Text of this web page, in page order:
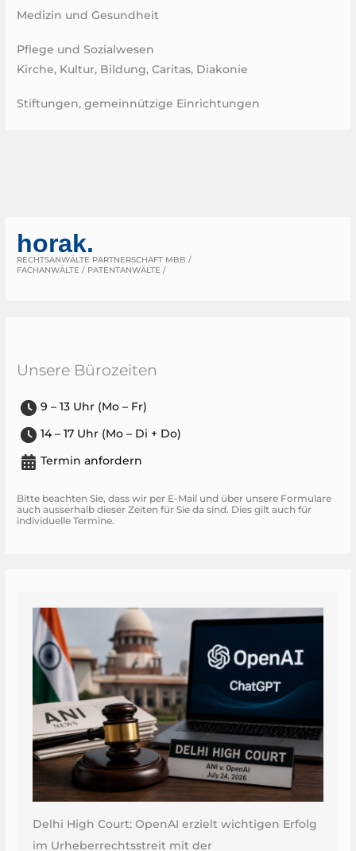
Medizin und Gesundheit
Pflege und Sozialwesen
Kirche, Kultur, Bildung, Caritas, Diakonie
Stiftungen, gemeinnützige Einrichtungen
horak.
RECHTSANWÄLTE PARTNERSCHAFT MBB /
FACHANWÄLTE / PATENTANWÄLTE /
Unsere Bürozeiten
9 – 13 Uhr (Mo – Fr)
14 – 17 Uhr (Mo – Di + Do)
Termin anfordern
Bitte beachten Sie, dass wir per E-Mail und über unsere Formulare
auch ausserhalb dieser Zeiten für Sie da sind. Dies gilt auch für
individuelle Termine.
Delhi High Court: OpenAI erzielt wichtigen Erfolg
im Urheberrechtsstreit mit der